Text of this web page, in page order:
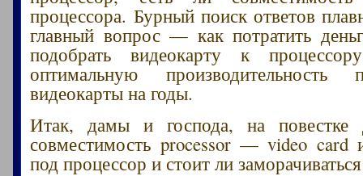
процессора. Бурный поиск ответов
главный вопрос — как потратить
подобрать видеокарту к
оптимальную производительность
видеокарты на годы.
Итак, дамы и господа, на
совместимость processor — video card
под процессор и стоит ли